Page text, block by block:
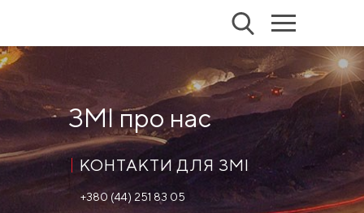
ЗМІ про нас
КОНТАКТИ ДЛЯ ЗМІ
+380 (44) 251 83 05